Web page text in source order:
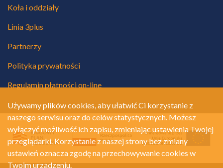
Koła i oddziały
Linia 3plus
Partnerzy
Polityka prywatności
Regulamin płatności on-line
Używamy plików cookies, aby ułatwić Ci korzystanie z
naszego serwisu oraz do celów statystycznych. Możesz
wyłączyć możliwość ich zapisu, zmieniając ustawienia Twojej
przeglądarki. Korzystanie z naszej strony bez zmiany
ustawień oznacza zgodę na przechowywanie cookies w
Twoim urządzeniu.